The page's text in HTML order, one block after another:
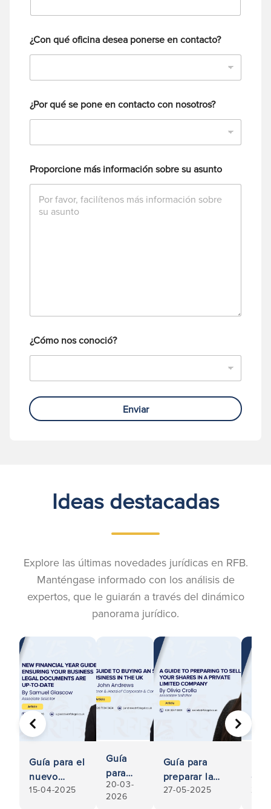
¿Con qué oficina desea ponerse en contacto?
¿Por qué se pone en contacto con nosotros?
Proporcione más información sobre su asunto
¿Cómo nos conoció?
Enviar
Ideas destacadas
Explore las últimas novedades jurídicas en RFB.
Manténgase informado con los análisis de
expertos, que le guiarán a través del dinámico
panorama jurídico.
Guía para el
nuevo
ejercicio
15-04-2025
Guía
para
comprar
una
20-03-
2026
Guía para
preparar la
venta de sus
27-05-2025 20-
ANTERIOR